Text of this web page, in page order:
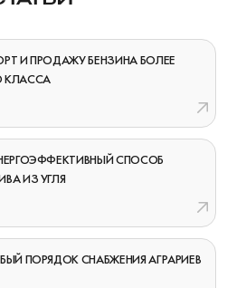
И ПРОДАЖУ БЕНЗИНА БОЛЕЕ
КЛАССА
СПОСОБ
ИЗ УГЛЯ
ПОРЯДОК СНАБЖЕНИЯ АГРАРИЕВ